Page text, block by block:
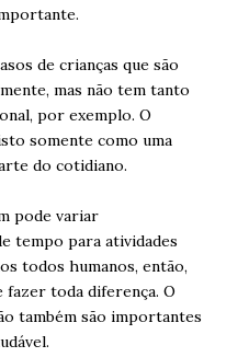
de crianças que são
mas não tem tanto
por exemplo. O
somente como uma
do cotidiano.
pode variar
tempo para atividades
todos humanos, então,
toda diferença. O
também são importantes